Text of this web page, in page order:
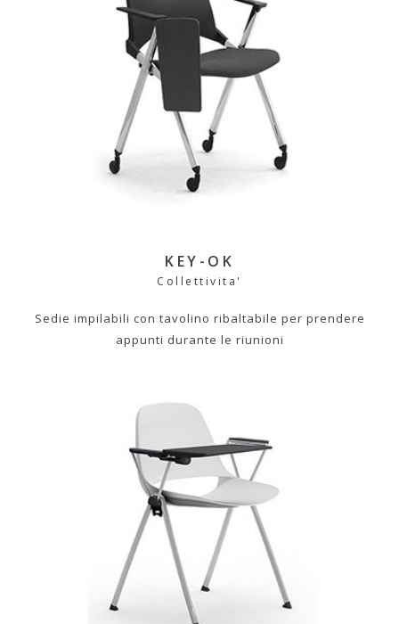
KEY-OK
Collettivita'
Sedie impilabili con tavolino ribaltabile per prendere
appunti durante le riunioni